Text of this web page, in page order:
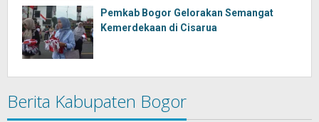
Pemkab Bogor Gelorakan Semangat
Kemerdekaan di Cisarua
Berita Kabupaten Bogor